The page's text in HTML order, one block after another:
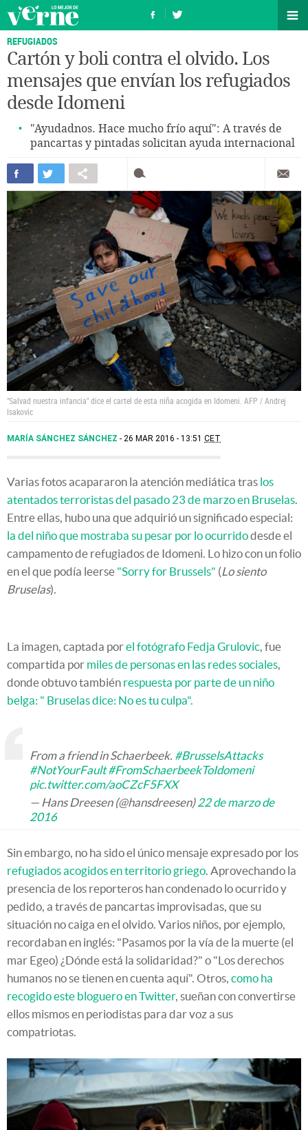
REFUGIADOS
Cartón y boli contra el olvido. Los
mensajes que envían los refugiados
desde Idomeni
"Ayudadnos. Hace mucho frío aquí": A través de
pancartas y pintadas solicitan ayuda internacional
"Salvad nuestra infancia" dice el cartel de esta niña acogida en Idomeni. AFP / Andrej
Isakovic
MARÍA SÁNCHEZ SÁNCHEZ 26 MAR 2016 - 13:51 CET
Varias fotos acapararon la atención mediática tras los
atentados terroristas del pasado 23 de marzo en Bruselas.
Entre ellas, hubo una que adquirió un significado especial:
la del niño que mostraba su pesar por lo ocurridodesde el
campamento de refugiados de Idomeni. Lo hizo con un folio
en el que podía leerse "Sorry for Brussels" (Lo siento
Bruselas).
La imagen, captada porel fotógrafo Fedja Grulovic, fue
compartida por miles de personas en las redes sociales,
donde obtuvo también respuesta por parte de un niño
belga: " Bruselas dice: No es tu culpa".
From a friend in Schaerbeek. #BrusselsAttacks
#NotYourFault #FromSchaerbeekToIdomeni
pic.twitter.com/aoCZcF5FXX
— Hans Dreesen (@hansdreesen)22 de marzo de
2016
Sin embargo, no ha sido el único mensaje expresado por los
refugiados acogidos en territorio griego. Aprovechando la
presencia de los reporteros han condenado lo ocurrido y
pedido, a través de pancartas improvisadas, que su
situación no caiga en el olvido. Varios niños, por ejemplo,
recordaban en inglés: "Pasamos por la vía de la muerte (el
mar Egeo) ¿Dónde está la solidaridad?" o "Los derechos
humanos no se tienen en cuenta aquí". Otros, como ha
recogido este bloguero en Twitter, sueñan con convertirse
ellos mismos en periodistas para dar voz a sus
compatriotas.